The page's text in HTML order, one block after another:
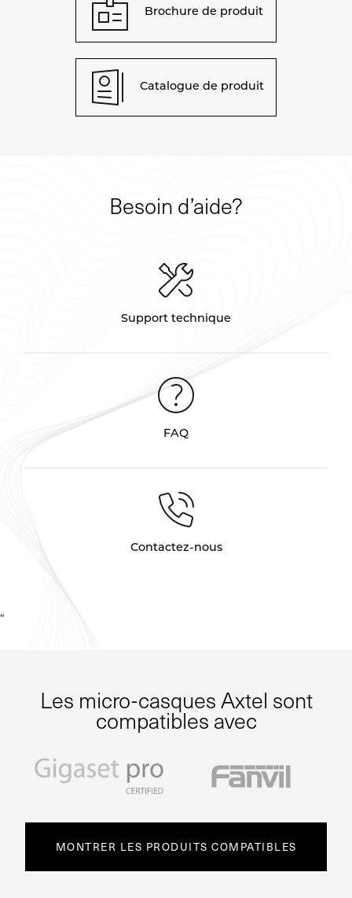
Brochure de produit
Catalogue de produit
Besoin d’aide?
Support technique
FAQ
Contactez-nous
“
Les micro-casques Axtel sont
compatibles avec
MONTRER LES PRODUITS COMPATIBLES